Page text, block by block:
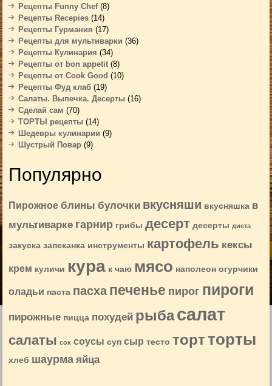
Рецепты Funny Chef(8)
Рецепты Recepies (14)
Рецепты Гурмания (17)
Рецепты для мультиварки (36)
Рецепты Кулинария (34)
Рецепты от bon appetit (8)
Рецепты от Cook Good (10)
Рецепты Фуд клаб (19)
Салаты. Выпечка. Десерты (16)
Сделай сам (70)
ТОРТЫ рецепты (14)
Шедевры кулинарии (9)
Шустрый Повар (9)
Популярно
Пирожное блины булочки вкусняши вкусняшка в
мультиварке гарнир грибы десерт десерты диета
закуска запеканка инструменты картофель кексы
крем куличи кура к чаю мясо наполеон огурчики
оладьи паста пасха печенье пирог пироги
пирожные пицца похудей рыбасалат
салаты сок соусы суп сыр тесто торт торты
хлеб шаурма яйца